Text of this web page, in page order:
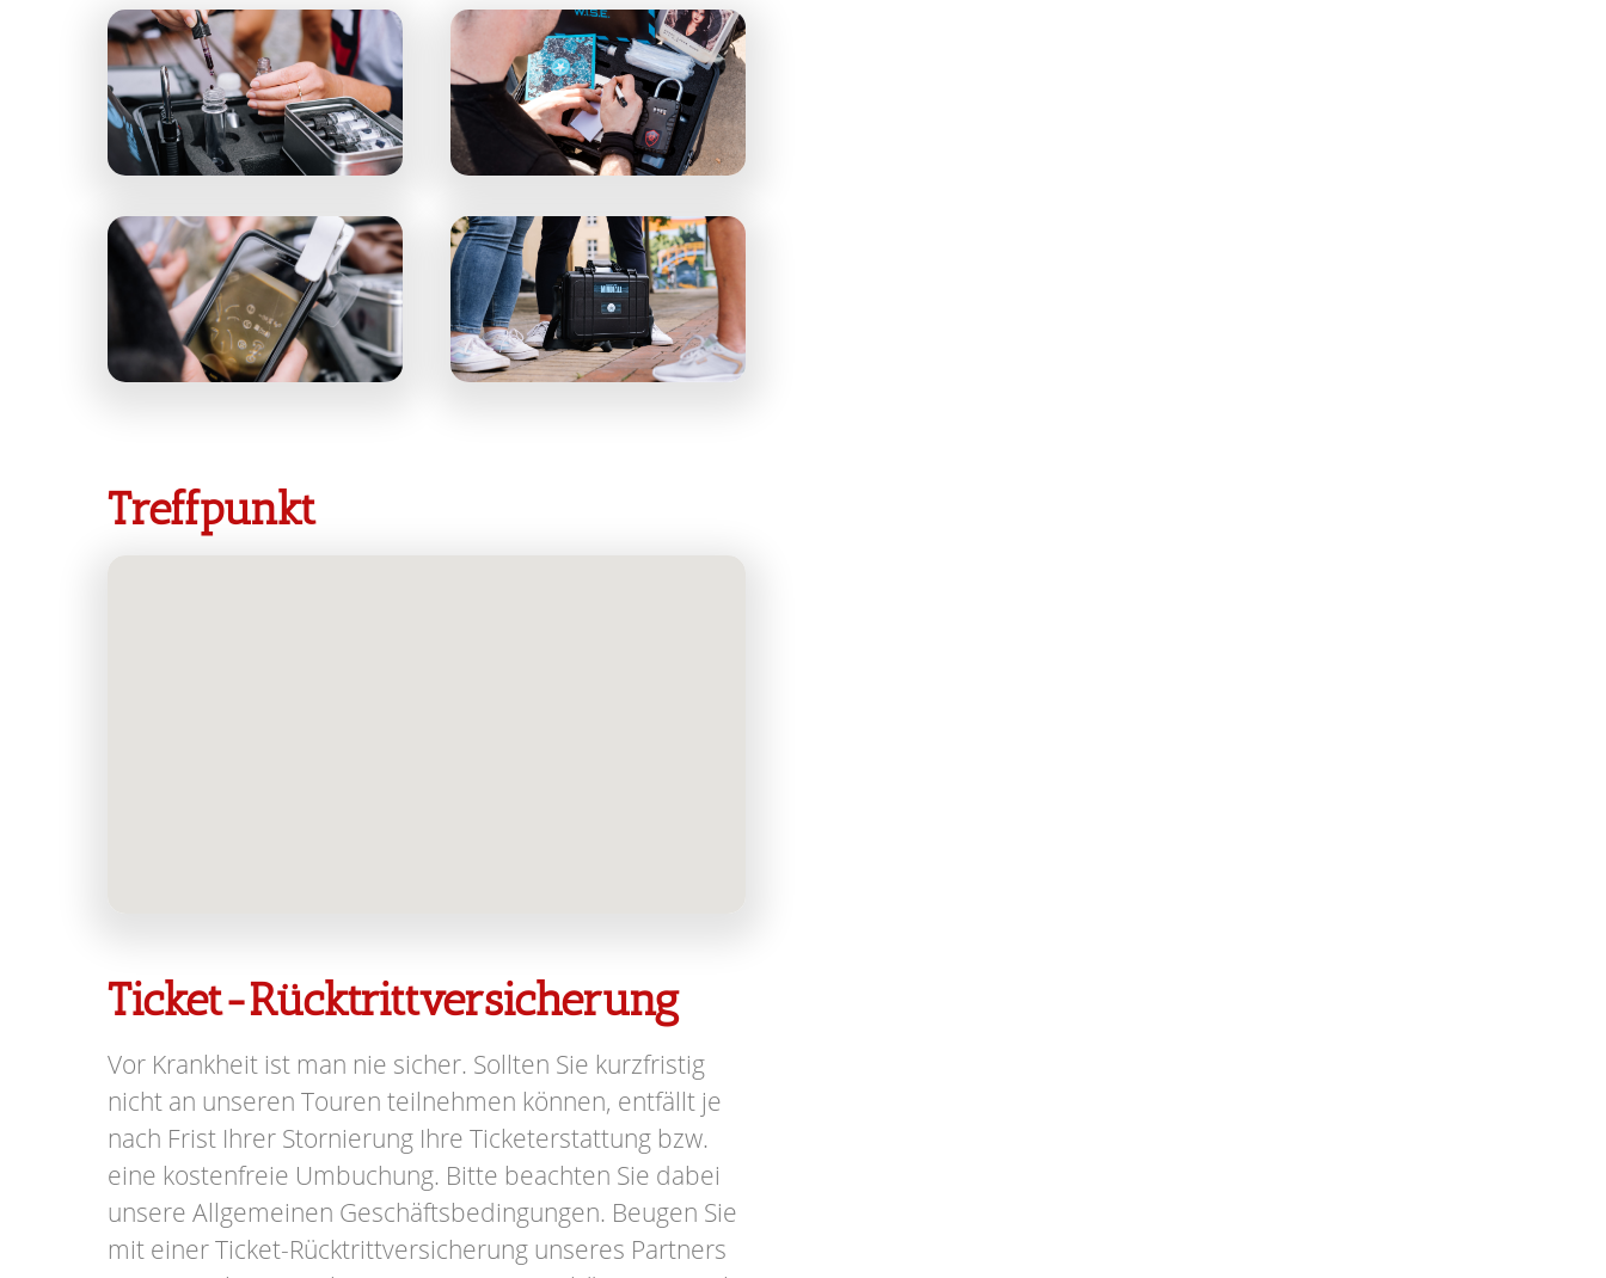
Treffpunkt
Ticket-Rücktrittversicherung
Vor Krankheit ist man nie sicher. Sollten Sie kurzfristig
nicht an unseren Touren teilnehmen können, entfällt je
nach Frist Ihrer Stornierung Ihre Ticketerstattung bzw.
eine kostenfreie Umbuchung. Bitte beachten Sie dabei
unsere Allgemeinen Geschäftsbedingungen. Beugen Sie
mit einer Ticket-Rücktrittversicherung unseres Partners